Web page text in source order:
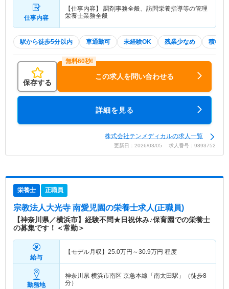
仕事内容
【仕事内容】 調剤事務全般、訪問栄養指導等の管理
栄養士業務全般
駅から徒歩5分以内 車通勤可 未経験OK 残業少なめ 積極採
保存する
この求人を問い合わせる
詳細を見る
株式会社テンメディカルの求人一覧
更新日：2026/03/05 求人番号：9893752
栄養士 正職員
宗教法人大光寺 南愛児園の栄養士求人(正職員)
【神奈川県／横浜市】経験不問★日祝休み♪保育園での栄養士
の募集です！＜常勤＞
給与
【モデル月収】 25.0万円～30.9万円 程度
勤務地
神奈川県 横浜市南区 京急本線「南太田駅」（徒歩8
分）